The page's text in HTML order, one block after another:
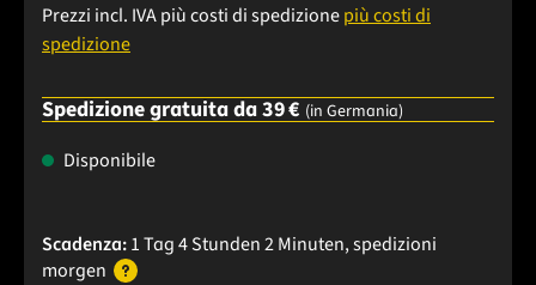
Prezzi incl. IVA più costi di spedizionepiù costi di
spedizione
Spedizione gratuita da 39 € (in Germania)
Disponibile
Scadenza:1 Tag 4 Stunden 2 Minuten, spedizioni
morgen